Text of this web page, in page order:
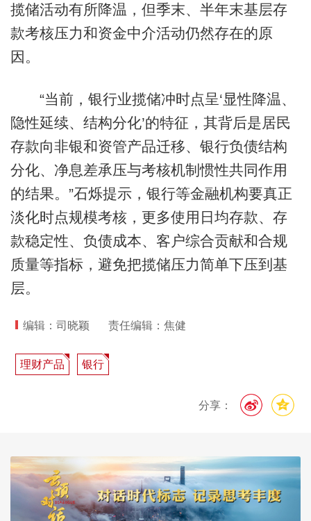
揽储活动有所降温，但季末、半年末基层存
款考核压力和资金中介活动仍然存在的原
因。
“当前，银行业揽储冲时点呈‘显性降温、
隐性延续、结构分化’的特征，其背后是居民
存款向非银和资管产品迁移、银行负债结构
分化、净息差承压与考核机制惯性共同作用
的结果。”石烁提示，银行等金融机构要真正
淡化时点规模考核，更多使用日均存款、存
款稳定性、负债成本、客户综合贡献和合规
质量等指标，避免把揽储压力简单下压到基
层。
编辑：司晓颖 责任编辑：焦健
理财产品 银行
分享：